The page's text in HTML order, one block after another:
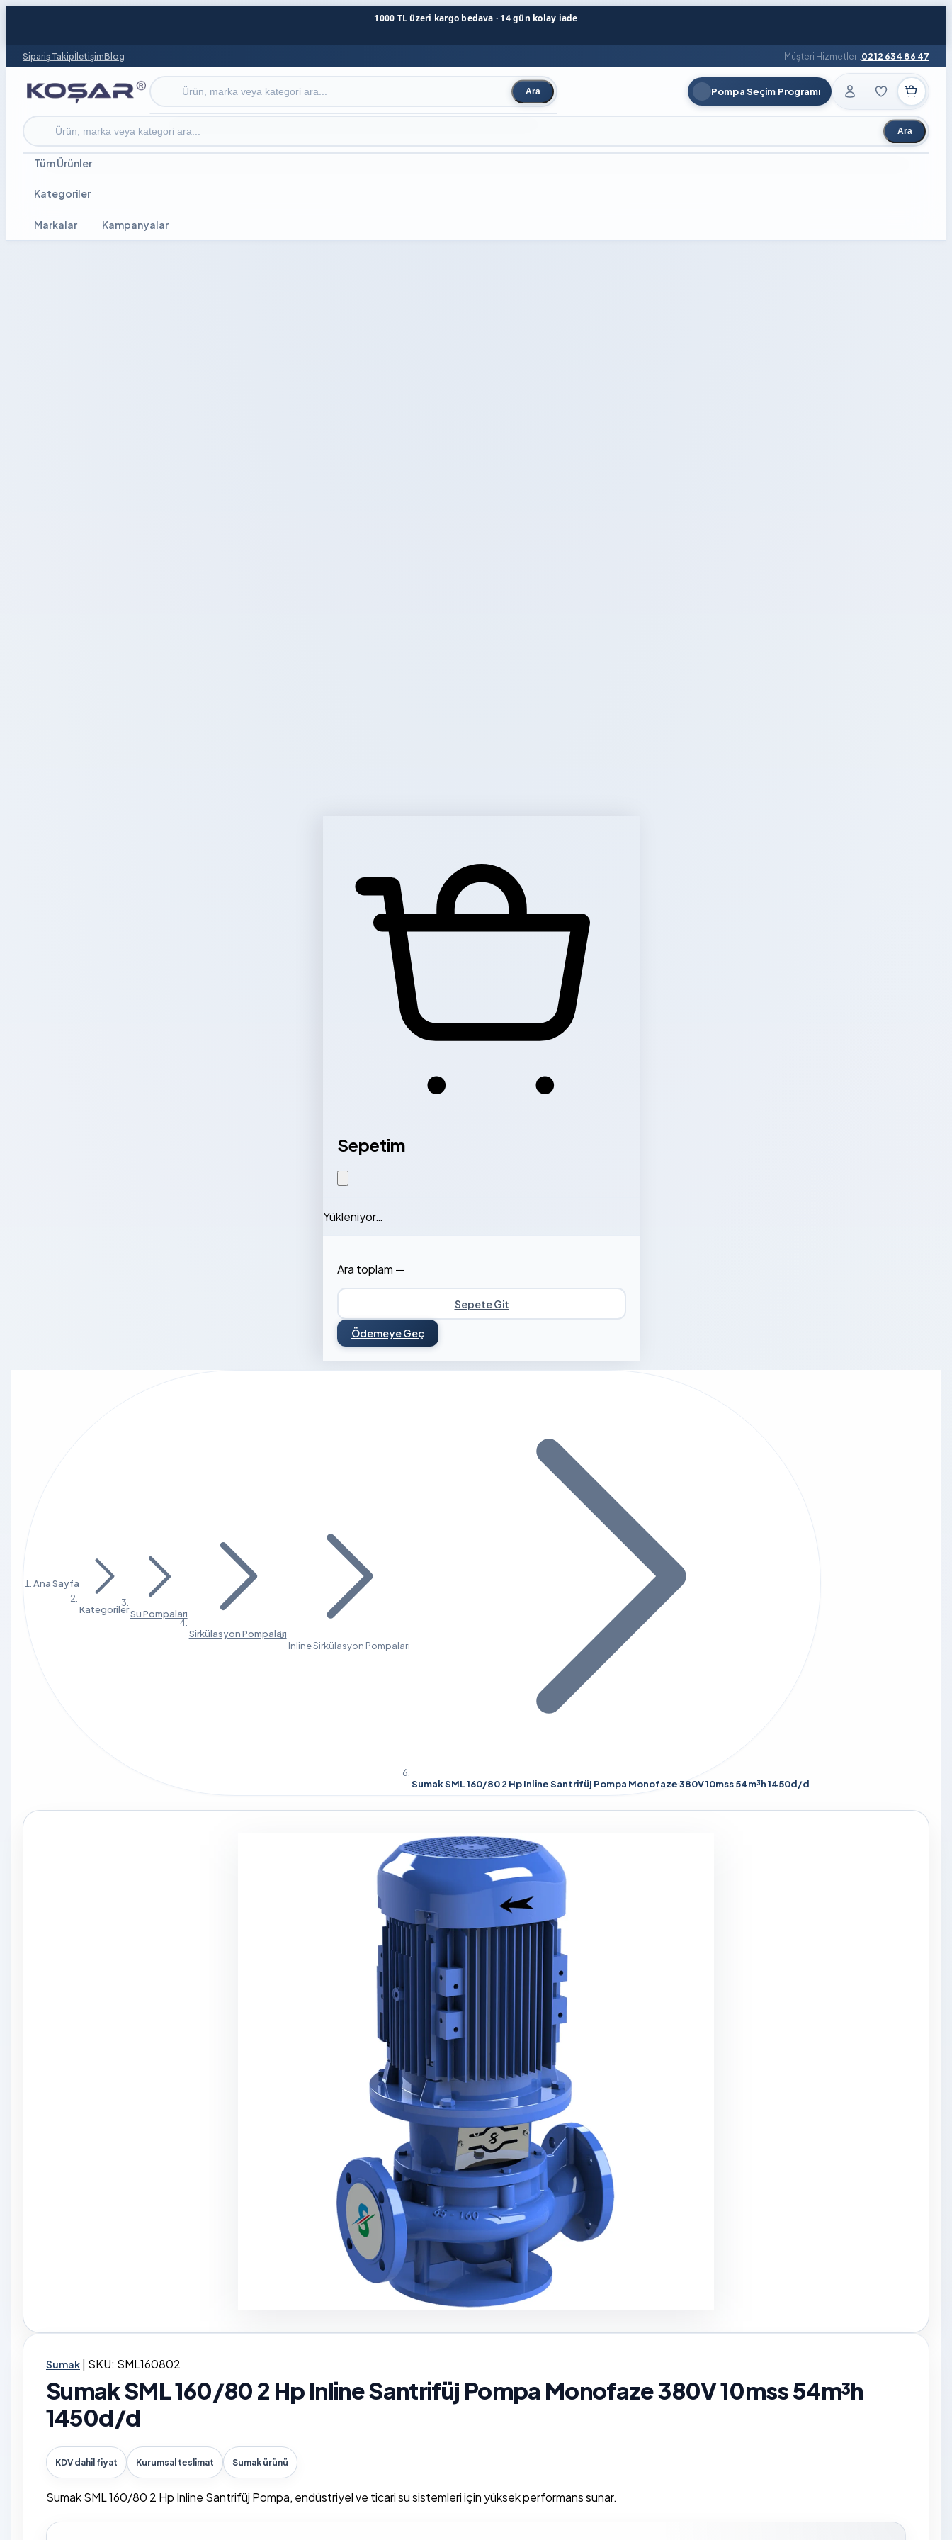
1000 TL üzeri kargo bedava · 14 gün kolay iade
Sipariş TakipİletişimBlog Müşteri Hizmetleri:0212 634 86 47
Ürün ara Ara Pompa Seçim Programı
Ürün ara Ara
Tüm Ürünler
Kategoriler
Markalar Kampanyalar
Sepetim
Yükleniyor…
Ara toplam —
Sepete Git
Ödemeye Geç
Ana Sayfa
KategorilerSu Pompaları
Sirkülasyon Pompaları
Inline Sirkülasyon Pompaları
Sumak SML 160/80 2 Hp Inline Santrifüj Pompa Monofaze 380V 10mss 54m³h 1450d/d
Sumak SKU: SML160802
Sumak SML 160/80 2 Hp Inline Santrifüj Pompa Monofaze 380V 10mss 54m³h
1450d/d
KDV dahil fiyat Kurumsal teslimat Sumak ürünü
Sumak SML 160/80 2 Hp Inline Santrifüj Pompa, endüstriyel ve ticari su sistemleri için yüksek performans sunar.